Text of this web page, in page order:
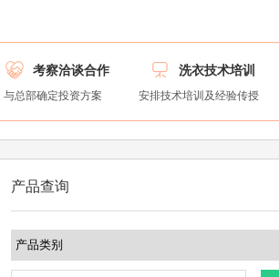
 考察洽谈合作
与总部确定投资方案
 洗衣技术培训
安排技术培训及经验传授
产品查询